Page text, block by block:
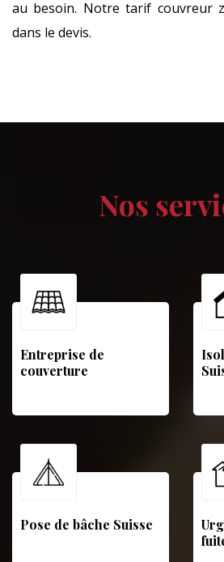
au besoin. Notre tarif couvreur
dans le devis.
Nos
Entreprise de
couverture
Pose de bâche Suisse